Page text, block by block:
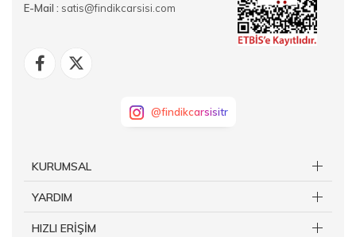
E-Mail : satis@findikcarsisi.com
@findikcarsisitr
KURUMSAL
YARDIM
HIZLI ERİŞİM